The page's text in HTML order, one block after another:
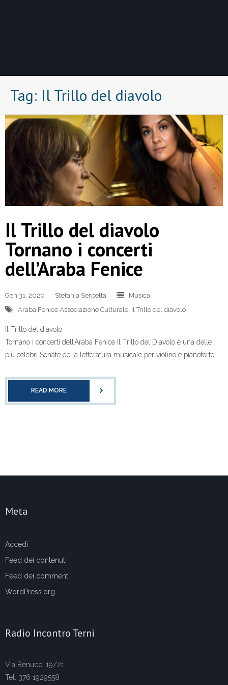
Tag: Il Trillo del diavolo
Il Trillo del diavolo
Tornano i concerti
dell’Araba Fenice
Gen 31, 2020 Stefania Serpetta
Musica
Araba Fenice Associazione Culturale Il Trillo del diavolo
Il Trillo del diavolo
Tornano i concerti dell’Araba Fenice Il Trillo del Diavolo è una delle
più celebri Sonate della letteratura musicale per violino e pianoforte,
READ MORE
Meta
Accedi
Feed dei contenuti
Feed dei commenti
WordPress.org
Radio Incontro Terni
Via Benucci 19/21
Tel. 376 1929558